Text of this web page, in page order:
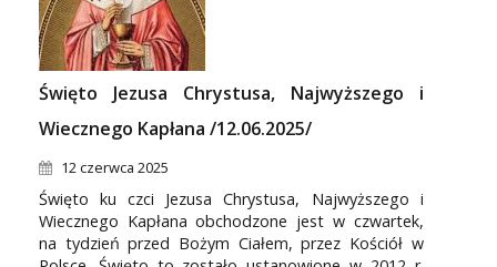
Święto Jezusa Chrystusa, Najwyższego i
Wiecznego Kapłana /12.06.2025/
12 czerwca 2025
Święto ku czci Jezusa Chrystusa, Najwyższego i
Wiecznego Kapłana obchodzone jest w czwartek,
na tydzień przed Bożym Ciałem, przez Kościół w